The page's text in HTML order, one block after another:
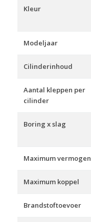
Kleur
Modeljaar
Cilinderinhoud
Aantal kleppen per
cilinder
Boring x slag
Maximum vermogen
Maximum koppel
Brandstoftoevoer